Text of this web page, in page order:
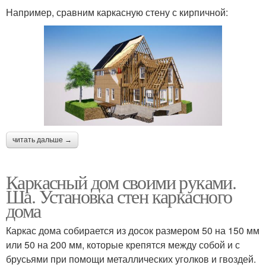
Например, сравним каркасную стену с кирпичной:
читать дальше →
Каркасный дом своими руками.
Ша. Установка стен каркасного
дома
Каркас дома собирается из досок размером 50 на 150 мм
или 50 на 200 мм, которые крепятся между собой и с
брусьями при помощи металлических уголков и гвоздей.